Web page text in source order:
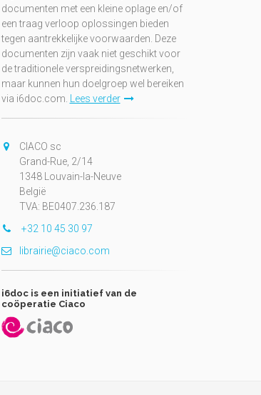
documenten met een kleine oplage en/of
een traag verloop oplossingen bieden
tegen aantrekkelijke voorwaarden. Deze
documenten zijn vaak niet geschikt voor
de traditionele verspreidingsnetwerken,
maar kunnen hun doelgroep wel bereiken
via i6doc.com.
Lees verder
CIACO sc
Grand-Rue, 2/14
1348 Louvain-la-Neuve
België
TVA: BE0407.236.187
+32 10 45 30 97
librairie@ciaco.com
i6doc is een initiatief van de
coöperatie Ciaco